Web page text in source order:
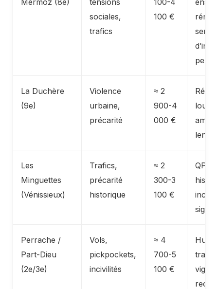
sociales,
trafics
100 €
La Duchère
(9e)
Violence
urbaine,
précarité
≈ 2
900-4
000 €
lente
Les
Minguettes
(Vénissieux)
Trafics,
précarité
historique
≈ 2
300-3
100 €
QPV
Perrache /
Part-Dieu
(2e/3e)
Vols,
pickpockets,
incivilités
≈ 4
700-5
100 €
Hubs